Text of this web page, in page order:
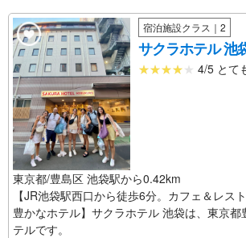
宿泊施設クラス｜2
サクラホテル 池
4/5 とて
東京都/豊島区 池袋駅から0.42km
【JR池袋駅西口から徒歩6分。カフェ＆レス
豊かなホテル】サクラホテル 池袋は、東京都
テルです。